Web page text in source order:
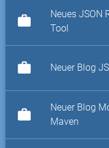
work
Neues JSON
Tool
work Neuer Blog
work
Neuer Blog
Maven